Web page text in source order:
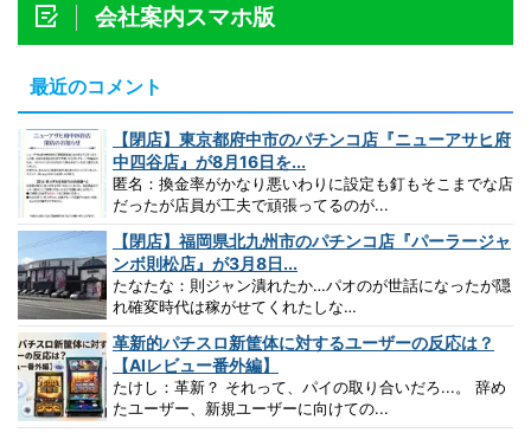
会社案内スマホ版
最近のコメント
【閉店】東京都府中市のパチンコ店『ニューアサヒ府
中四谷店』が8月16日を...
匿名：換金率がかなり悪いわりに設定も釘もそこまでな店
だったが店員が工夫で頑張ってるのが...
【閉店】福岡県北九州市のパチンコ店『パーラージャ
ンボ則松店』が3月8日...
たなたな：則ジャン潰れたか…パオのが世話になったが隠
れ確変時代は稼がせてくれたしな…
革新的パチスロ新筐体に対するユーザーの反応は？
【AIレビュー番外編】
たけし：革新？ それって、パイの取り合いだろ...。 辞め
たユーザー、新規ユーザーに向けての...